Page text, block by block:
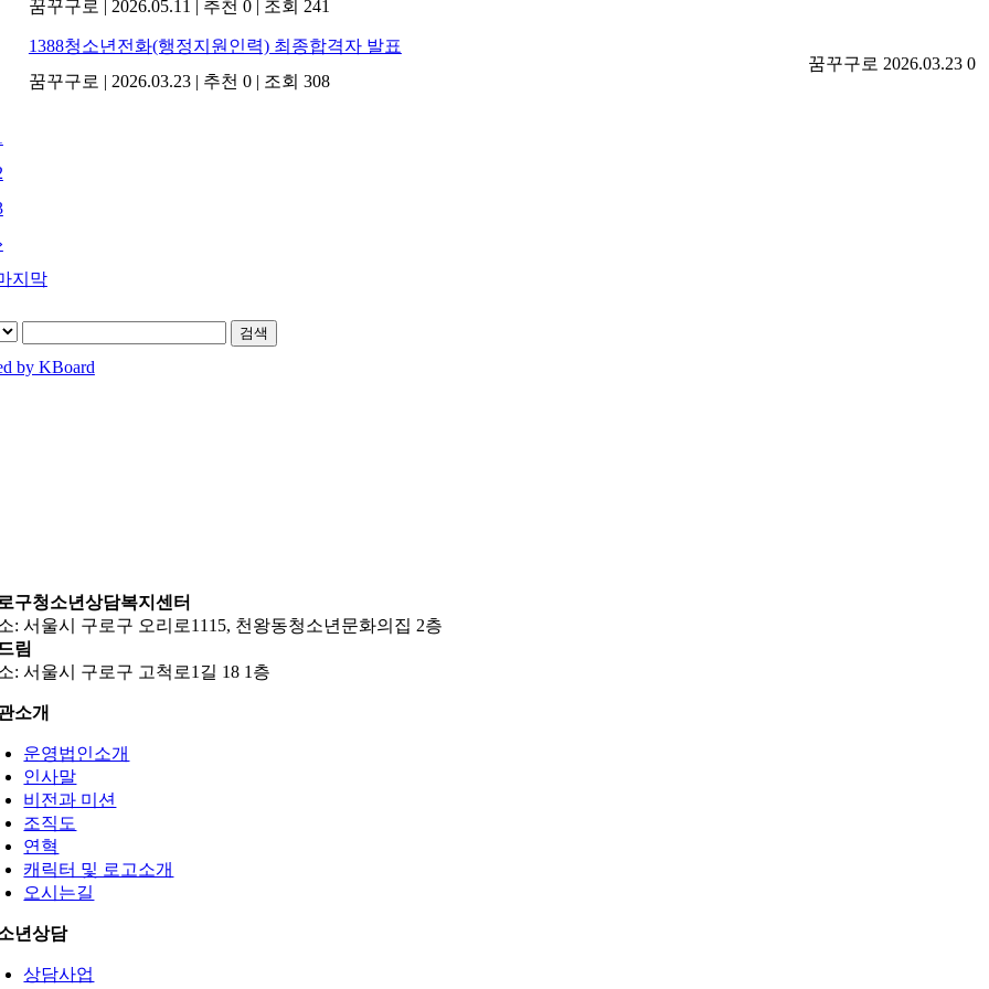
꿈꾸구로 2026.05.11 추천 0 조회 241
1388청소년전화(행정지원인력) 최종합격자 발표
꿈꾸구로 | 2026.03.23 | 추천 0 | 조회 308
꿈꾸구로 2026.03.23 0
지막
검색
by KBoard
구청소년상담복지센터
: 서울시 구로구 오리로1115, 천왕동청소년문화의집 2층
림
: 서울시 구로구 고척로1길 18 1층
소개
운영법인소개
인사말
비전과 미션
조직도
연혁
캐릭터 및 로고소개
오시는길
년상담
상담사업